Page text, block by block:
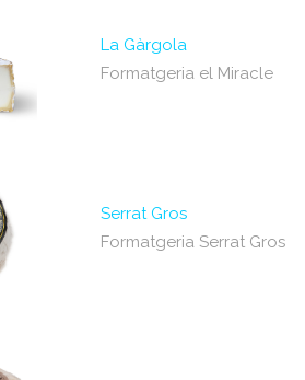
La Gàrgola
Formatgeria el Miracle
Serrat Gros
Formatgeria Serrat Gros